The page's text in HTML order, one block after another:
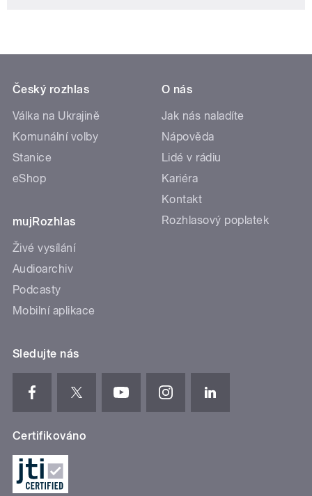
Český rozhlas
Válka na Ukrajině
Komunální volby
Stanice
eShop
mujRozhlas
Živé vysílání
Audioarchiv
Podcasty
Mobilní aplikace
O nás
Jak nás naladíte
Nápověda
Lidé v rádiu
Kariéra
Kontakt
Rozhlasový poplatek
Sledujte nás
Certifikováno